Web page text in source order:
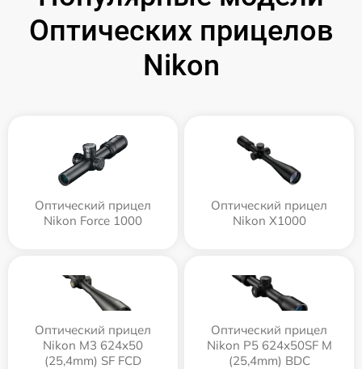
Оптических прицелов
Nikon
Оптический прицел
Nikon Force 1000
Оптический прицел
Nikon X1000
Оптический прицел
Nikon M3 624x50
(25,4mm) SF FCD
Оптический прицел
Nikon P5 624x50SF M
(25,4mm) BDC